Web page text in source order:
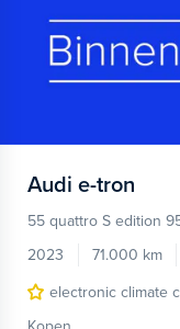
Audi e-tron
55 quattro S edition
2023
71.000 km
electronic climate